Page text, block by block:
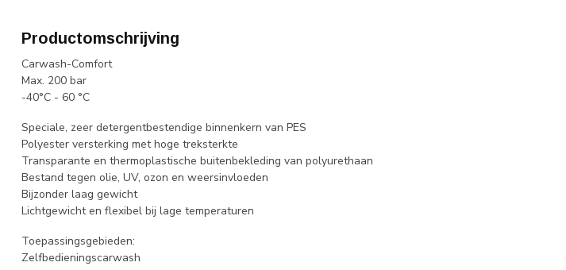
Productomschrijving
Carwash-Comfort
Max. 200 bar
-40°C - 60 °C
Speciale, zeer detergentbestendige binnenkern van PES
Polyester versterking met hoge treksterkte
Transparante en thermoplastische buitenbekleding van polyurethaan
Bestand tegen olie, UV, ozon en weersinvloeden
Bijzonder laag gewicht
Lichtgewicht en flexibel bij lage temperaturen
Toepassingsgebieden:
Zelfbedieningscarwash